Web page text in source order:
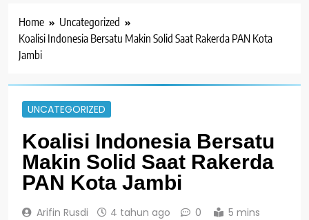
Home
Uncategorized
Koalisi Indonesia Bersatu Makin Solid Saat Rakerda PAN Kota
Jambi
UNCATEGORIZED
Koalisi Indonesia Bersatu
Makin Solid Saat Rakerda
PAN Kota Jambi
Arifin Rusdi 4 tahun ago 0 5 mins